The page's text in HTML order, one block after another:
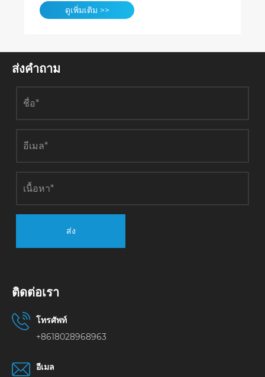
ดูเพิ่มเติม >>
ส่งคำถาม
ส่ง
ติดต่อเรา
โทรศัพท์
+8618028968963
อีเมล